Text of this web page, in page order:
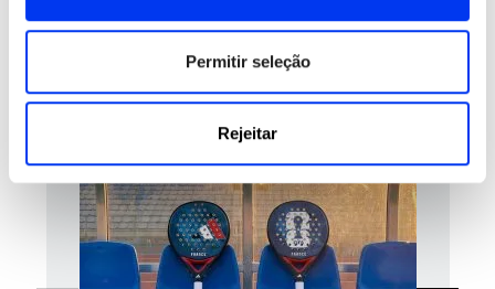
Permitir seleção
Rejeitar
Clientes que compraram este produto também